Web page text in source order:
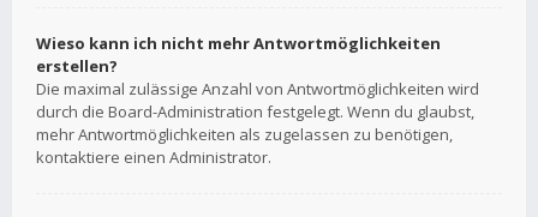
Wieso kann ich nicht mehr Antwortmöglichkeiten
erstellen?
Die maximal zulässige Anzahl von Antwortmöglichkeiten wird
durch die Board-Administration festgelegt. Wenn du glaubst,
mehr Antwortmöglichkeiten als zugelassen zu benötigen,
kontaktiere einen Administrator.